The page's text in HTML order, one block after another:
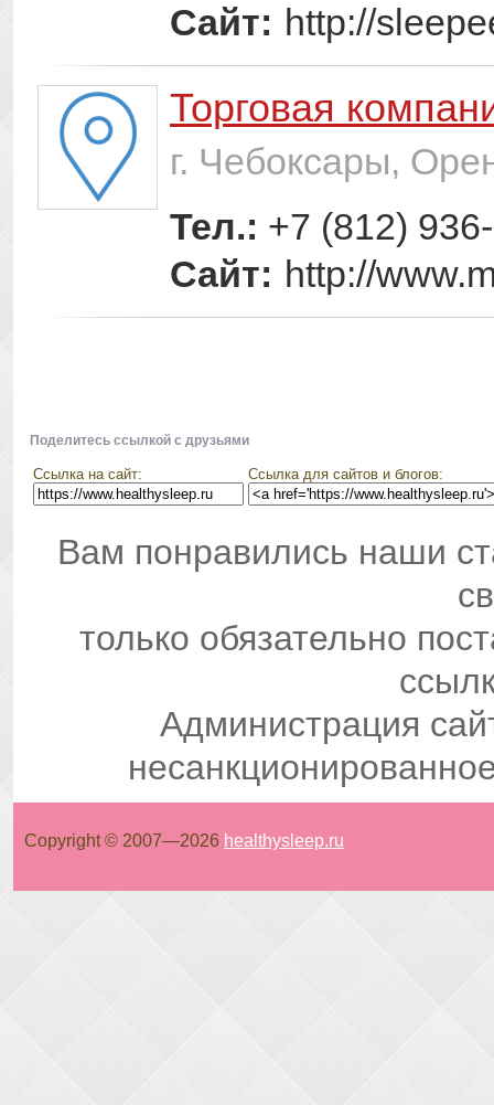
Сайт: http://
Торговая
г. Чебоксары,
Тел.: +7 (812)
Сайт: http://
Поделитесь ссылкой с друзьями
Ссылка на сайт: Ссылка для сайтов и блогов:
Вам понравились наши
только обязательно
Администрация
Copyright © 2007—2026 healthysleep.ru